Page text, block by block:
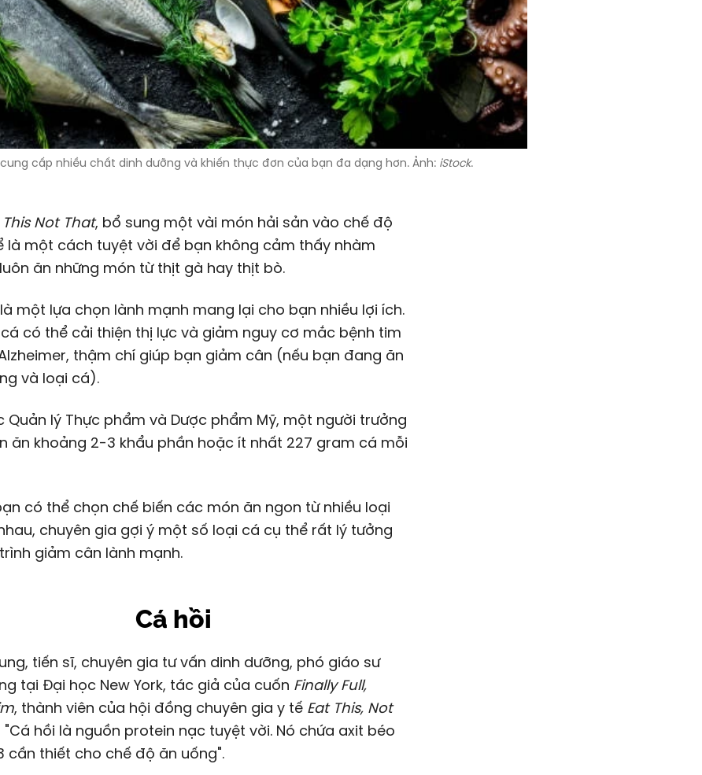
cấp nhiều chất dinh dưỡng và khiến thực đơn của bạn đa dạng hơn. Ảnh: iStock.
This Not That, bổ sung một vài món hải sản vào chế độ
là một cách tuyệt vời để bạn không cảm thấy nhàm
ăn những món từ thịt gà hay thịt bò.
một lựa chọn lành mạnh mang lại cho bạn nhiều lợi ích.
có thể cải thiện thị lực và giảm nguy cơ mắc bệnh tim
thậm chí giúp bạn giảm cân (nếu bạn đang ăn
và loại cá).
Quản lý Thực phẩm và Dược phẩm Mỹ, một người trưởng
ăn khoảng 2-3 khẩu phần hoặc ít nhất 227 gram cá mỗi
có thể chọn chế biến các món ăn ngon từ nhiều loại
chuyên gia gợi ý một số loại cá cụ thể rất lý tưởng
giảm cân lành mạnh.
Cá hồi
tại Đại học New York, tác giả của cuốn Finally Full,
, thành viên của hội đồng chuyên gia y tế Eat This, Not
"Cá hồi là nguồn protein nạc tuyệt vời. Nó chứa axit béo
cần thiết cho chế độ ăn uống".